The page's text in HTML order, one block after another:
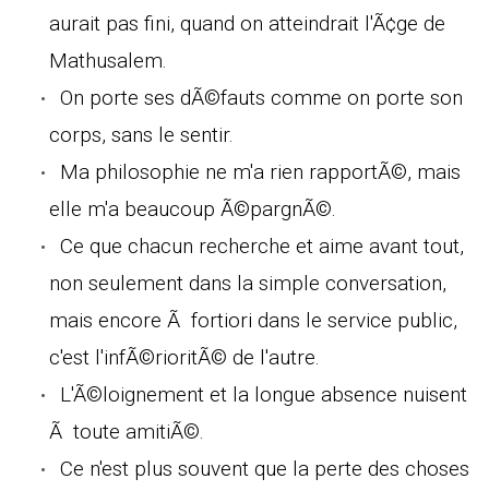
aurait pas fini, quand on atteindrait l'Ã¢ge de
Mathusalem.
On porte ses dÃ©fauts comme on porte son
corps, sans le sentir.
Ma philosophie ne m'a rien rapportÃ©, mais
elle m'a beaucoup Ã©pargnÃ©.
Ce que chacun recherche et aime avant tout,
non seulement dans la simple conversation,
mais encore Ã fortiori dans le service public,
c'est l'infÃ©rioritÃ© de l'autre.
L'Ã©loignement et la longue absence nuisent
Ã toute amitiÃ©.
Ce n'est plus souvent que la perte des choses